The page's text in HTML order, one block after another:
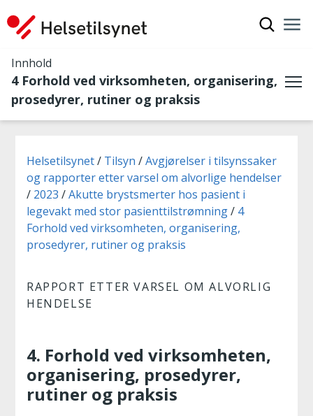
Innhold
4 Forhold ved virksomheten, organisering,
prosedyrer, rutiner og praksis
Du er her:
Helsetilsynet Tilsyn
Avgjørelser i tilsynssaker
og rapporter etter varsel om alvorlige hendelser
2023
Akutte brystsmerter hos pasient i
legevakt med stor pasienttilstrømning
4
Forhold ved virksomheten, organisering,
prosedyrer, rutiner og praksis
RAPPORT ETTER VARSEL OM ALVORLIG
HENDELSE
4. Forhold ved virksomheten,
organisering, prosedyrer,
rutiner og praksis